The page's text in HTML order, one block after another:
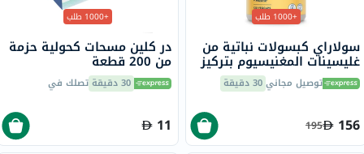
+1000 طلب
سولاراي كبسولات نباتية من
غليسينات المغنيسيوم بتركيز
350 ملجم لصحة العظام
والعضلات حزمة من 120
توصيل مجاني30 دقيقة
156
195
+1000 طلب
در كلين مسحات كحولية حزمة
من 200 قطعة
30 دقيقة تصلك في
11